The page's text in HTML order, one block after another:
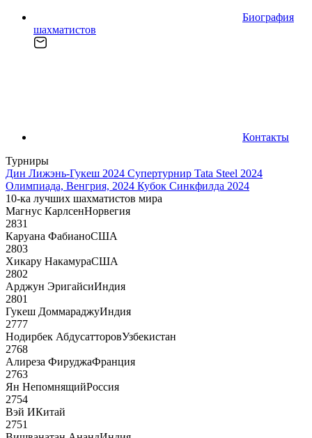
Биография
шахматистов
Контакты
Турниры
Дин Лижэнь-Гукеш 2024 Супертурнир Tata Steel 2024
Олимпиада, Венгрия, 2024 Кубок Синкфилда 2024
10-ка лучших шахматистов мира
Магнус КарлсенНорвегия
2831
Каруана ФабианоСША
2803
Хикару НакамураСША
2802
Арджун ЭригайсиИндия
2801
Гукеш ДоммараджуИндия
2777
Нодирбек АбдусатторовУзбекистан
2768
Алиреза ФируджаФранция
2763
Ян НепомнящийРоссия
2754
Вэй ИКитай
2751